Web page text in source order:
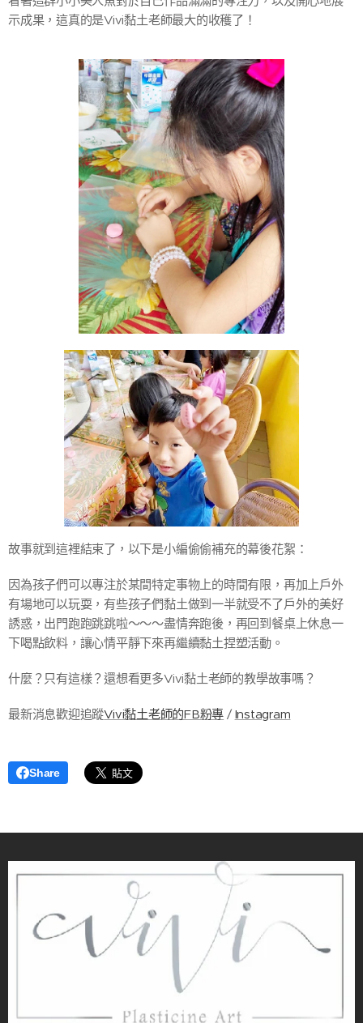
示成果，這真的是Vivi黏土老師最大的收穫了！
故事就到這裡結束了，以下是小編偷偷補充的幕後花絮：
因為孩子們可以專注於某間特定事物上的時間有限，再加上戶外
有場地可以玩耍，有些孩子們黏土做到一半就受不了戶外的美好
誘惑，出門跑跑跳跳啦～～～盡情奔跑後，再回到餐桌上休息一
下喝點飲料，讓心情平靜下來再繼續黏土捏塑活動。
什麼？只有這樣？還想看更多Vivi黏土老師的教學故事嗎？
最新消息歡迎追蹤Vivi黏土老師的FB粉專 / Instagram
Share